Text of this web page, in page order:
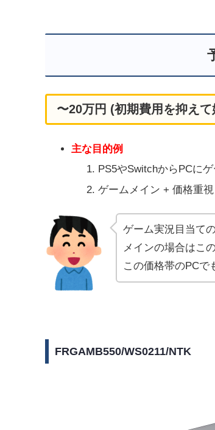
〜20万円 (初期費用を抑えて
主な目的例
PS5やSwitchからPCに
ゲームメイン + 価格重視
ゲーム実況目当て
メインの場合はこ
この価格帯のPCで
FRGAMB550/WS0211/NTK